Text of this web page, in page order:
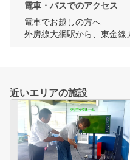
電車・バスでのアクセス
電車でお越しの方へ
外房線大網駅から、東金線
近いエリアの施設